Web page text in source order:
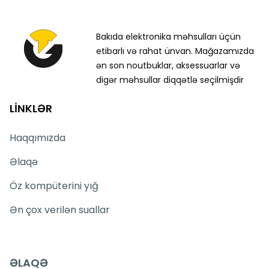
Bakıda elektronika məhsulları üçün
etibarlı və rahat ünvan. Mağazamızda
ən son noutbuklar, aksessuarlar və
digər məhsullar diqqətlə seçilmişdir
LİNKLƏR
Haqqımızda
Əlaqə
Öz kompüterini yığ
Ən çox verilən suallar
ƏLAQƏ